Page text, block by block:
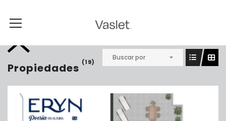
Propiedades (19)
Buscar por